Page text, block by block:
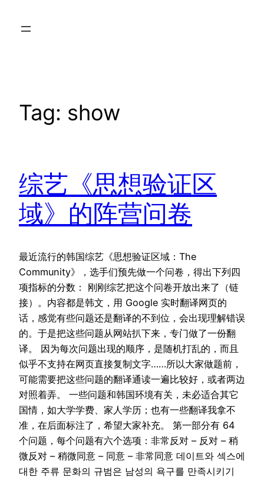
Tag: show
综艺《思想验证区
域》的阵营问卷
最近流行的韩国综艺《思想验证区域：The
Community》，选手们预先做一个问卷，得出下列四
项指标的分数： 刚刚综艺把这个问卷开放出来了（链
接）。内容都是韩文，用 Google 实时翻译网页的
话，感觉有些问题还是翻译的不到位，会出现理解错误
的。于是把这些问题从网站扒下来，专门做了一份翻
译。 因为每次问题出现的顺序，是随机打乱的，而且
似乎不支持在网页直接复制文字……所以大家做题前，
可能需要把这些问题的翻译通读一遍比较好，或者两边
对照着弄。 一些问题和韩国环境有关，未必适合其它
国情，如大学学费、家人学历；也有一些翻译我拿不
准，在后面标注了，希望大家补充。 第一部分有 64
个问题，每个问题有六个选项：非常反对 – 反对 – 稍
微反对 – 稍微同意 – 同意 – 非常同意 데이트와 섹스에
대한 주류 문화의 규범은 남성의 욕구를 만족시키기